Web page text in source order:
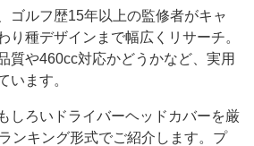
ゴルフ歴15年以上の監修者がキャ
り種デザインまで幅広くリサーチ。
質や460cc対応かどうかなど、実用
います。
しろいドライバーヘッドカバーを厳
ンキング形式でご紹介します。プ